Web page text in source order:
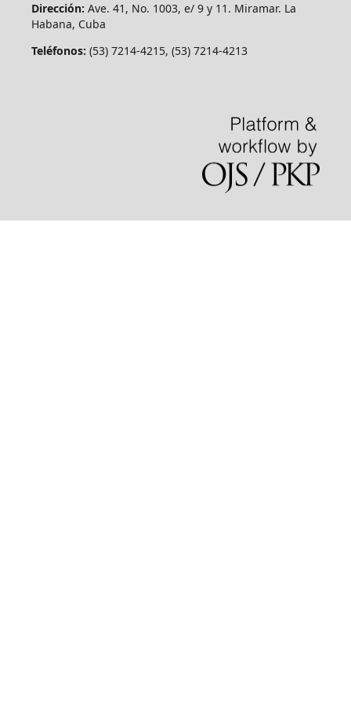
Dirección: Ave. 41, No. 1003, e/ 9 y 11. Miramar. La
Habana, Cuba
Teléfonos: (53) 7214-4215, (53) 7214-4213